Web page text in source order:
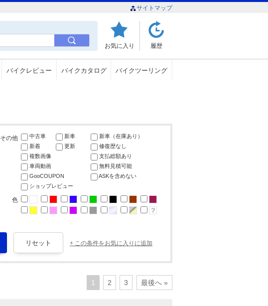
サイトマップ
お気に入り 履歴
バイクレビュー バイクカタログ バイクツーリング
その他 中古車 新車
新車（在庫あり）
新着
更新
修復歴なし
複数画像
支払総額あり
車両動画
無料見積可能
GooCOUPON
ASKを含めない
ショップレビュー
色
+ この条件をお気に入りに追加
1 2 3 最後へ »